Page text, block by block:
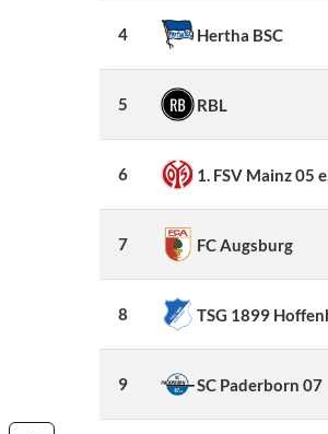
4 Hertha BSC
5 RBL
6 1. FSV Mainz 05
7 FC Augsburg
8 TSG 1899
9 SC Paderborn 07